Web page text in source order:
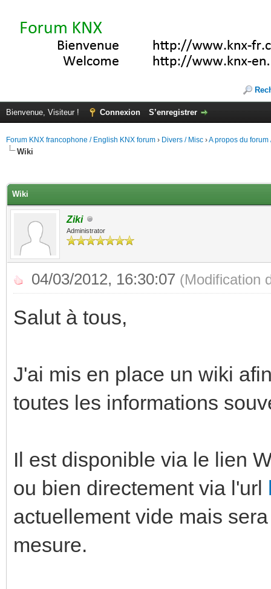
Bienvenue, Visiteur ! Connexion S’enregistrer
Forum KNX francophone / English KNX forum › Divers / Misc ›A propos du forum
Wiki
Wiki
Ziki
Administrator
04/03/2012, 16:30:07 (Modification
Salut à tous,
J'ai mis en place un wiki
toutes les informations
Il est disponible via le lien
ou bien directement via l'url
actuellement vide mais
mesure.